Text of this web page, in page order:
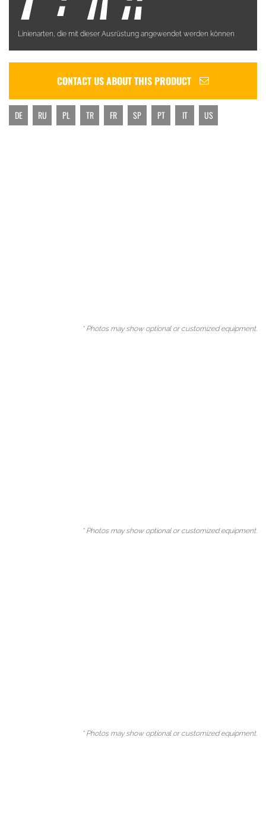
Linienarten, die mit dieser Ausrüstung angewendet werden können
CONTACT US ABOUT THIS PRODUCT
DE RU PL TR FR SP PT IT US
* Photos may show optional or customized equipment.
* Photos may show optional or customized equipment.
* Photos may show optional or customized equipment.